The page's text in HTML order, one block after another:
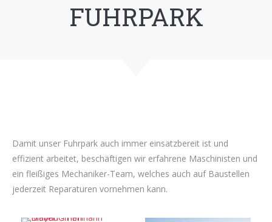
FUHRPARK
Damit unser Fuhrpark auch immer einsatzbereit ist und
effizient arbeitet, beschäftigen wir erfahrene Maschinisten und
ein fleißiges Mechaniker-Team, welches auch auf Baustellen
jederzeit Reparaturen vornehmen kann.